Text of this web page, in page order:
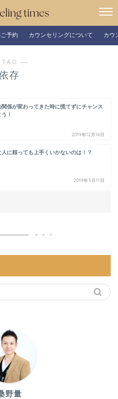
予約 カウンセリングについて カウ
―
存
関係が変わってきた時に慌てずにチャンス
！
2019年12月16日
人に頼っても上手くいかないのは！？
2019年5月11日
野量